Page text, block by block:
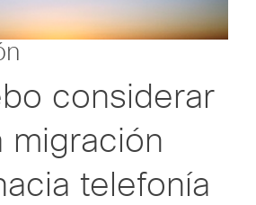
considerar
migración
telefonía